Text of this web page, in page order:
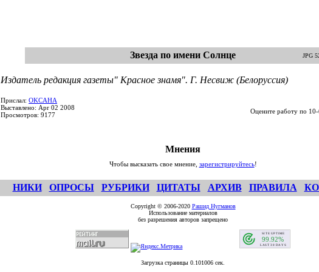
Звезда по имени Солнце JPG
Издатель редакция газеты" Красное знамя". Г. Несвиж (Белоруссия)
Прислал: OKCAHA
Выставлено: Apr 02 2008
Просмотров: 9177
Оцените работу по 10-
Мнения
Чтобы высказать свое мнение, зарегистрируйтесь!
НИКИ ОПРОСЫ РУБРИКИ ЦИТАТЫ АРХИВ ПРАВИЛА
Copyright © 2006-2020 Рашид Нугманов
Использование материалов
без разрешения авторов запрещено
Загрузка страницы 0.101006 сек.